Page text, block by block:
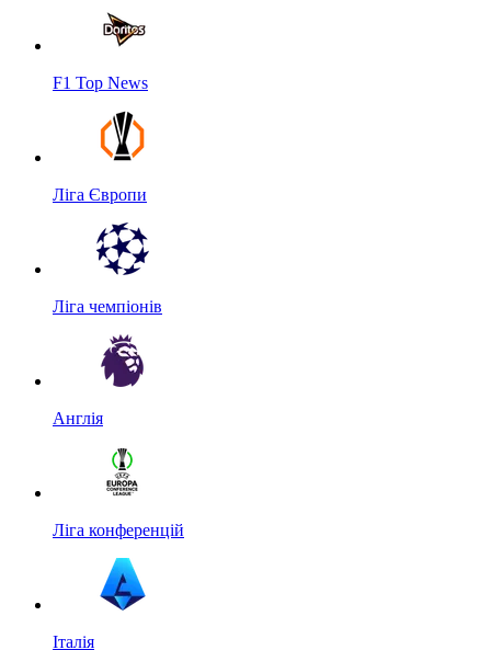
F1 Top News
Ліга Європи
Ліга чемпіонів
Англія
Ліга конференцій
Італія